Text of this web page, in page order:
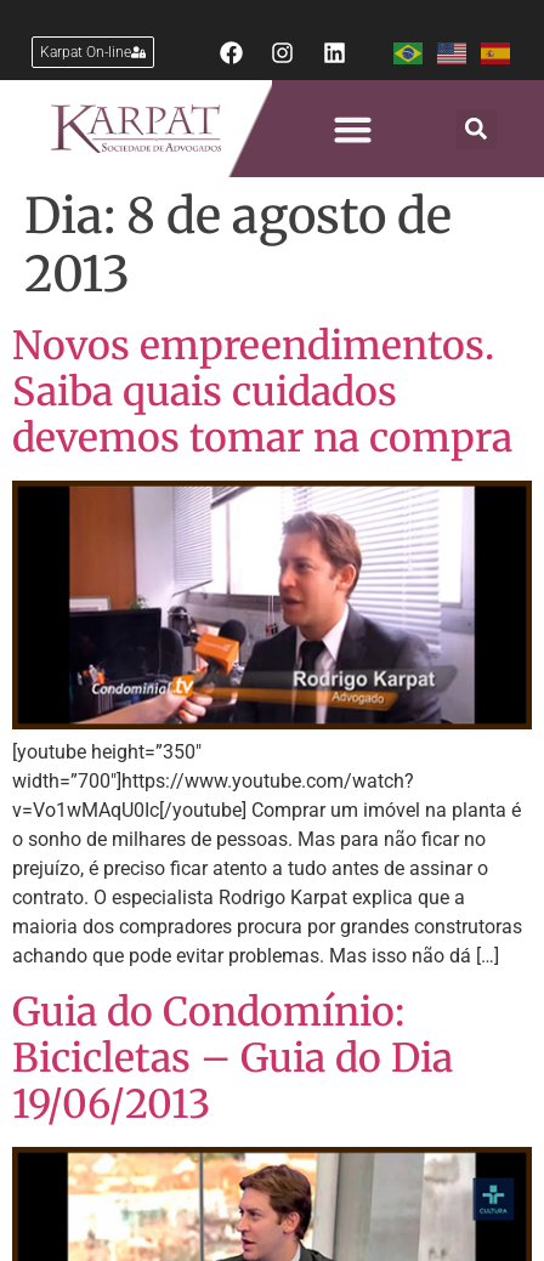
Karpat On-line
Dia: 8 de agosto de
2013
Novos empreendimentos.
Saiba quais cuidados
devemos tomar na compra
[youtube height=”350″
width=”700″]https://www.youtube.com/watch?
v=Vo1wMAqU0Ic[/youtube] Comprar um imóvel na planta é
o sonho de milhares de pessoas. Mas para não ficar no
prejuízo, é preciso ficar atento a tudo antes de assinar o
contrato. O especialista Rodrigo Karpat explica que a
maioria dos compradores procura por grandes construtoras
achando que pode evitar problemas. Mas isso não dá […]
Guia do Condomínio:
Bicicletas – Guia do Dia
19/06/2013